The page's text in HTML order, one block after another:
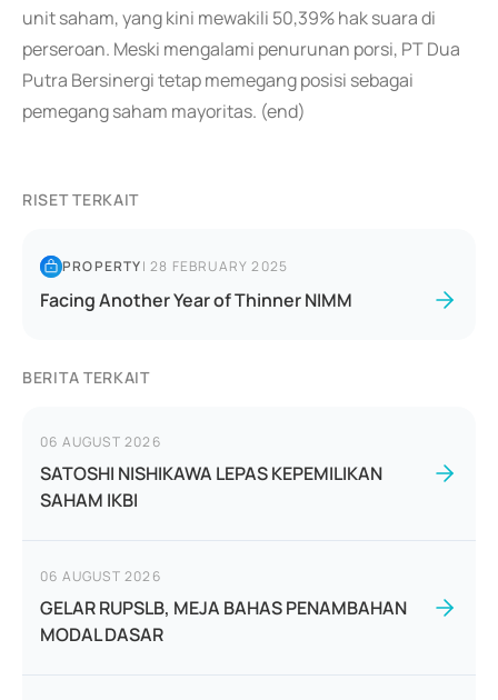
unit saham, yang kini mewakili 50,39% hak suara di
perseroan. Meski mengalami penurunan porsi, PT Dua
Putra Bersinergi tetap memegang posisi sebagai
pemegang saham mayoritas. (end)
RISET TERKAIT
PROPERTY|28 FEBRUARY 2025
Facing Another Year of Thinner NIMM
BERITA TERKAIT
06 AUGUST 2026
SATOSHI NISHIKAWA LEPAS KEPEMILIKAN
SAHAM IKBI
06 AUGUST 2026
GELAR RUPSLB, MEJA BAHAS PENAMBAHAN
MODAL DASAR